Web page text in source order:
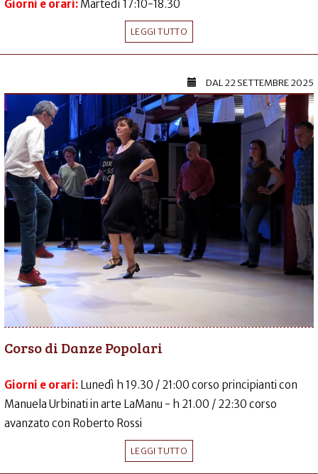
Giorni e orari: Martedì 17:10-18.30
LEGGI TUTTO
DAL22 SETTEMBRE 2025
Corso di Danze Popolari
Giorni e orari: Lunedì h 19.30 / 21:00 corso principianti con
Manuela Urbinati in arte LaManu - h 21.00 / 22:30 corso
avanzato con Roberto Rossi
LEGGI TUTTO